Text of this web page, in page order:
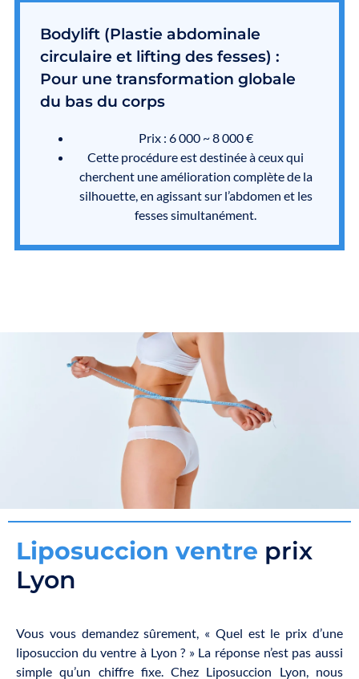
Bodylift (Plastie abdominale
circulaire et lifting des fesses) :
Pour une transformation globale
du bas du corps
Prix : 6 000 ~ 8 000 €
Cette procédure est destinée à ceux qui
cherchent une amélioration complète de la
silhouette, en agissant sur l’abdomen et les
fesses simultanément.
Liposuccion ventre prix
Lyon
Vous vous demandez sûrement, « Quel est le prix d’une
liposuccion du ventre à Lyon ? » La réponse n’est pas aussi
simple qu’un chiffre fixe. Chez Liposuccion Lyon, nous